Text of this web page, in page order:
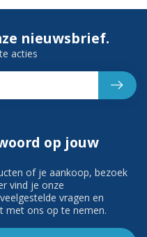
op jouw
of je aankoop, bezoek
vind je onze
vragen en
met ons op te nemen.
nieuwsbrief.
acties